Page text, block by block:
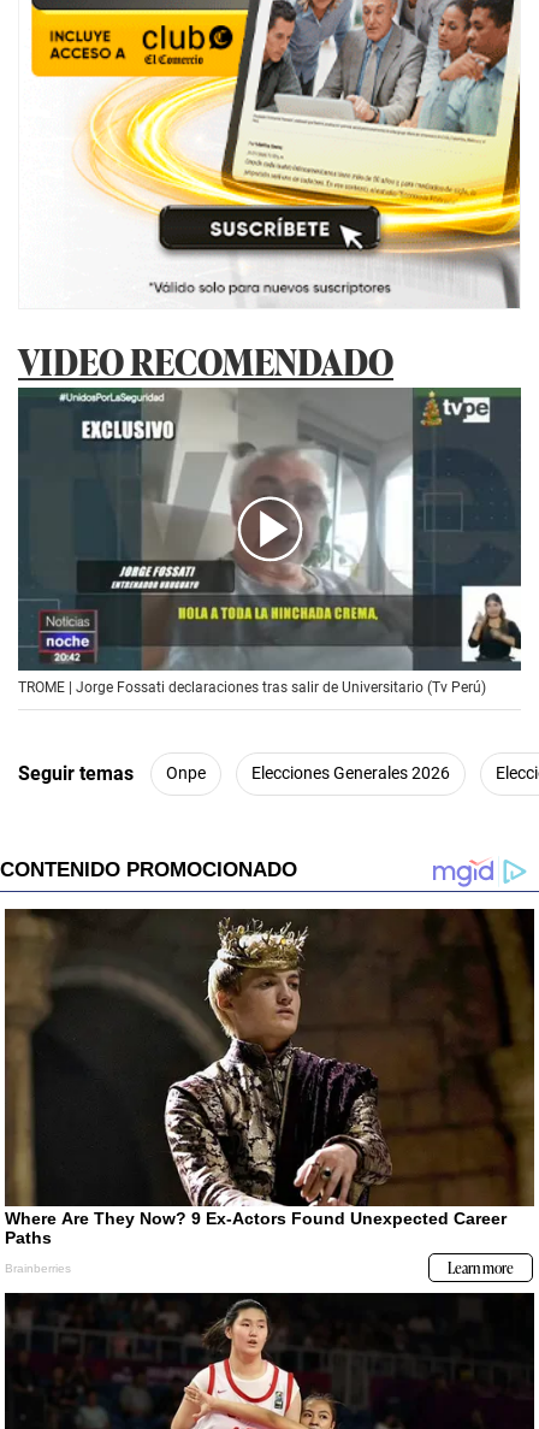
VIDEO RECOMENDADO
00:00/00:23
TROME | Jorge Fossati declaraciones tras salir de Universitario (Tv Perú)
Seguir temas Onpe Elecciones Generales 2026